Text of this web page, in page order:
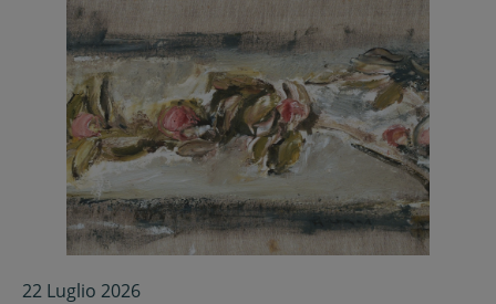
22 Luglio 2026